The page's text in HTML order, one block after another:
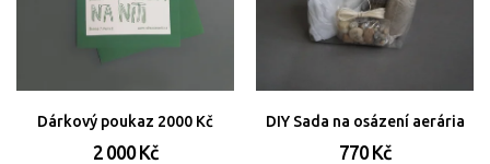
Dárkový poukaz 2000 Kč
2 000 Kč
DIY Sada na osázení aerária
770 Kč